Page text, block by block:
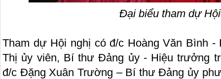
Đại biểu tham dự
Tham dự Hội nghị có đ/c Hoàng Văn Bình
Thị ủy viên, Bí thư Đảng ủy - Hiệu trưởng
đ/c Đặng Xuân Trường – Bí thư Đảng ủy